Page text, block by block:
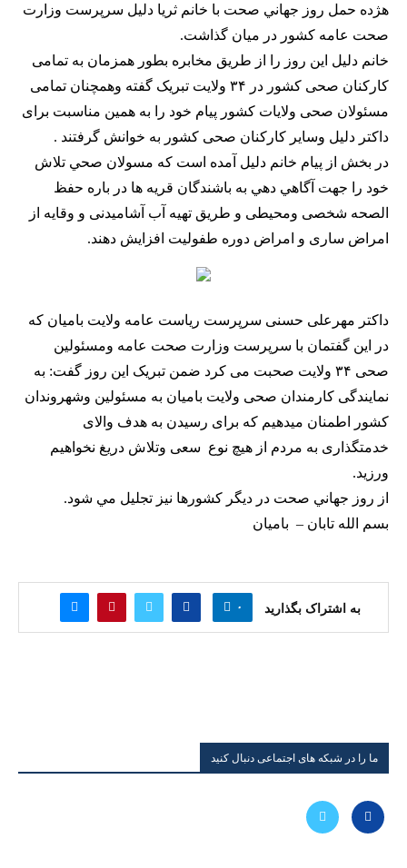
هژده حمل روز جهاني صحت با خانم ثريا دليل سرپرست وزارت
صحت عامه كشور در ميان گذاشت.
خانم دليل اين روز را از طریق مخابره بطور همزمان به تمامی
کارکنان صحی کشور در ۳۴ ولایت تبریک گفته وهمچنان تمامی
مسئولان صحی ولایات کشور پیام خود را به همین مناسبت برای
داکتر دلیل وسایر کارکنان صحی کشور به خوانش گرفتند .
در بخش از پيام خانم دليل آمده است كه مسولان صحي تلاش
خود را جهت آگاهي دهي به باشندگان قريه ها در باره حفظ
الصحه شخصی ومحیطی و طریق تهیه آب آشامیدنی و وقایه از
امراض ساری و امراض دوره طفولیت افزايش دهند.
داکتر مهرعلی حسنی سرپرست ریاست عامه ولایت بامیان که
در این گفتمان با سرپرست وزارت صحت عامه ومسئولین
صحی ۳۴ ولایت صحبت می كرد ضمن تبریک این روز گفت: به
نمایندگی کارمندان صحی ولایت بامیان به مسئولین وشهروندان
کشور اطمنان میدهیم که برای رسیدن به هدف والای
خدمتگذاری به مردم از هیچ نوع سعی وتلاش دریغ نخواهیم
ورزید.
از روز جهاني صحت در ديگر كشورها نيز تجليل مي شود.
بسم الله تابان – باميان
به اشتراک بگذارید ۰
ما را در شبکه های اجتماعی دنبال کنید